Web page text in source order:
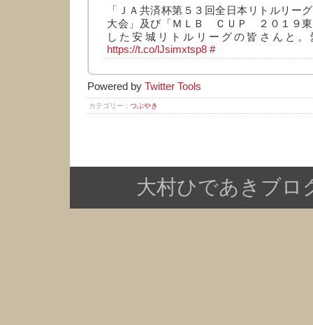
「ＪＡ共済杯第５３回全日本リトルリー
大会」及び「ＭＬＢ ＣＵＰ ２０１９東
した安城リトルリーグの皆さんと
https://t.co/lJsimxtsp8 #
Powered by Twitter Tools
カテゴリー : つぶやき
大村ひであきブロ